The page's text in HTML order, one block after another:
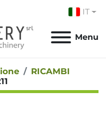
IT
Menu
RICAMBI